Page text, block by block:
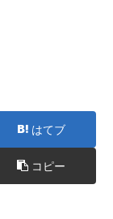
はてブ
コピー